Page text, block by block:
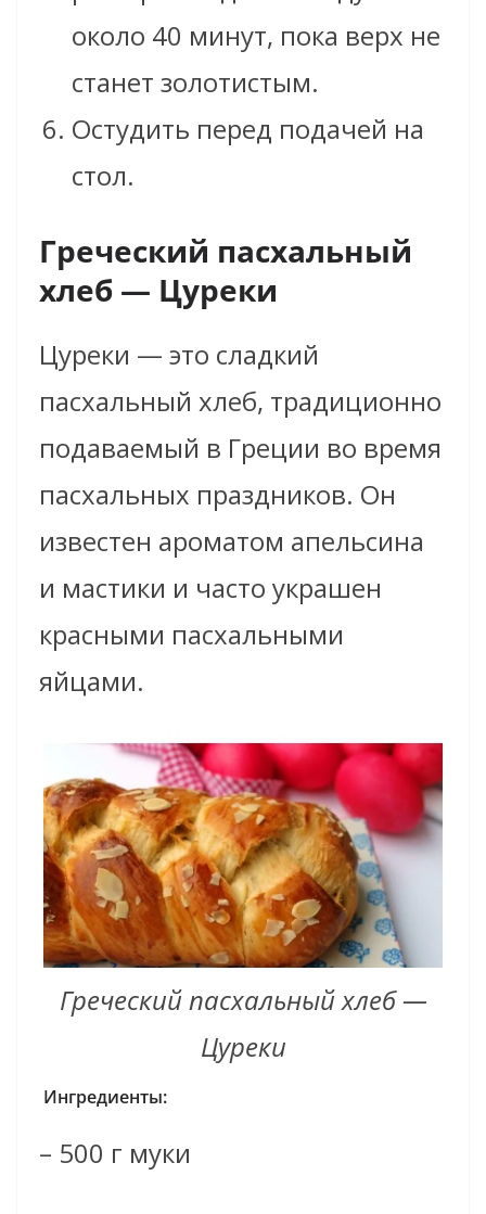
около 40 минут, пока верх не
станет золотистым.
Остудить перед подачей на
стол.
Греческий пасхальный
хлеб — Цуреки
Цуреки — это сладкий
пасхальный хлеб, традиционно
подаваемый в Греции во время
пасхальных праздников. Он
известен ароматом апельсина
и мастики и часто украшен
красными пасхальными
яйцами.
Греческий пасхальный хлеб —
Цуреки
Ингредиенты:
– 500 г муки